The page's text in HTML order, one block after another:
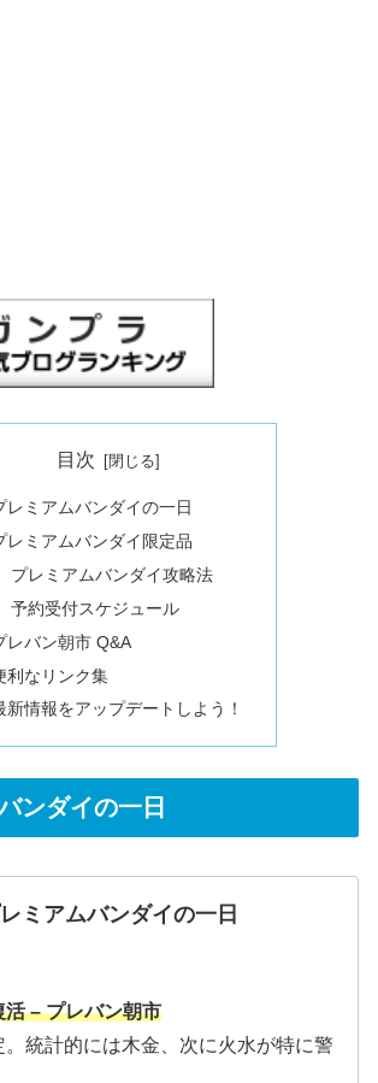
目次
レミアムバンダイの一日
レミアムバンダイ限定品
プレミアムバンダイ攻略法
予約受付スケジュール
レバン朝市 Q&A
利なリンク集
新情報をアップデートしよう！
ンダイの一日
ミアムバンダイの一日
– プレバン朝市
統計的には木金、次に火水が特に警